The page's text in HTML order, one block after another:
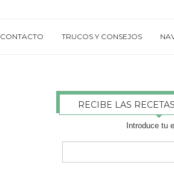
CONTACTO TRUCOS Y CONSEJOS
RECIBE LAS
Introduce tu